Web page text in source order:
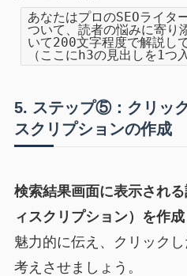
あなたはプロのSEOライタ
ついて、読者の悩みに寄り
いて200文字程度で解説し
（ここにh3の見出しを1つ
5. ステップ⑤：クリッ
スクリプションの作成
検索結果画面に表示され
ィスクリプション）を作成
魅力的に伝え、クリック
考えさせましょう。